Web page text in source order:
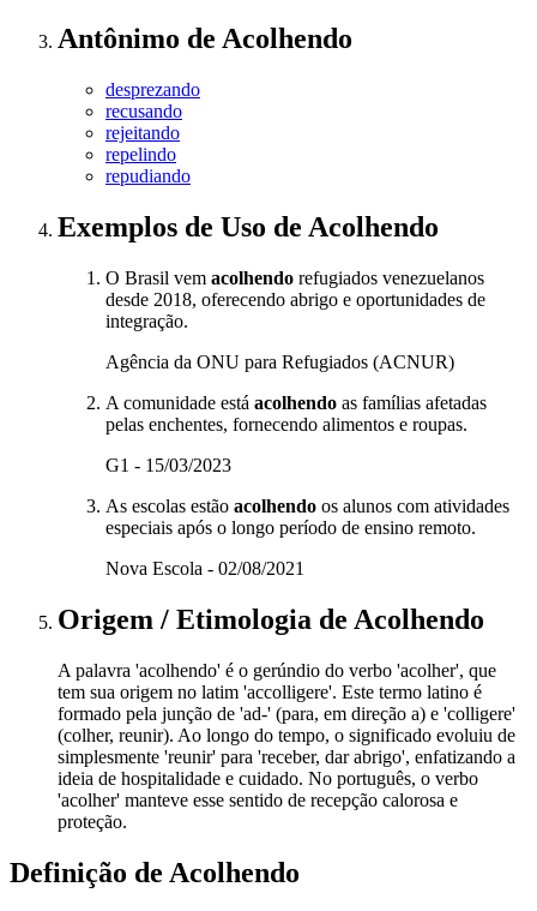
Antônimo de Acolhendo
desprezando
recusando
rejeitando
repelindo
repudiando
Exemplos de Uso de Acolhendo
O Brasil vem acolhendo refugiados venezuelanos
desde 2018, oferecendo abrigo e oportunidades de
integração.
Agência da ONU para Refugiados (ACNUR)
A comunidade está acolhendo as famílias afetadas
pelas enchentes, fornecendo alimentos e roupas.
G1 - 15/03/2023
As escolas estão acolhendo os alunos com atividades
especiais após o longo período de ensino remoto.
Nova Escola - 02/08/2021
Origem / Etimologia de Acolhendo
A palavra 'acolhendo' é o gerúndio do verbo 'acolher', que
tem sua origem no latim 'accolligere'. Este termo latino é
formado pela junção de 'ad-' (para, em direção a) e 'colligere'
(colher, reunir). Ao longo do tempo, o significado evoluiu de
simplesmente 'reunir' para 'receber, dar abrigo', enfatizando a
ideia de hospitalidade e cuidado. No português, o verbo
'acolher' manteve esse sentido de recepção calorosa e
proteção.
Definição de Acolhendo